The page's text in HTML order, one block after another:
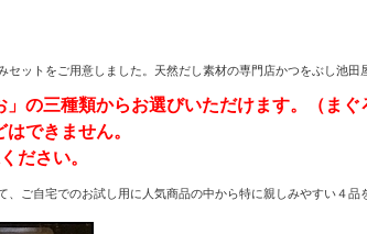
ットをご用意しました。天然だし素材の専門店かつをぶし池
三種類からお選びいただけます。（まぐ
できません。
ださい。
ご自宅でのお試し用に人気商品の中から特に親しみやすい４品